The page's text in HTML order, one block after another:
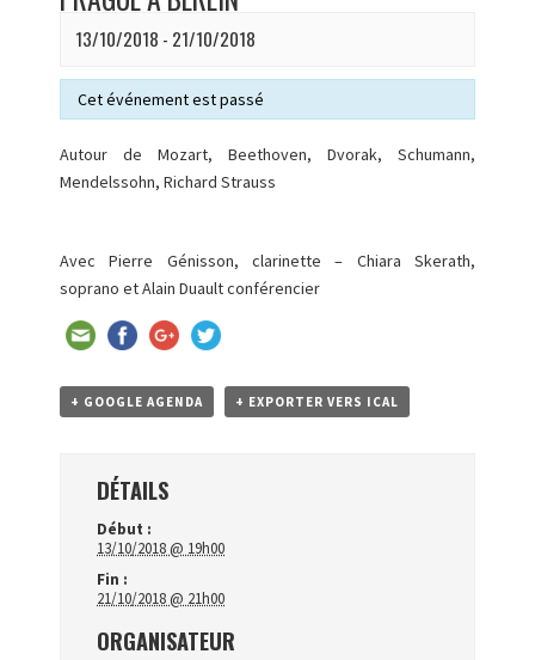
13/10/2018 - 21/10/2018
Cet événement est passé
Autour de Mozart, Beethoven, Dvorak, Schumann,
Mendelssohn, Richard Strauss
Avec Pierre Génisson, clarinette – Chiara Skerath,
soprano et Alain Duault conférencier
+ GOOGLE AGENDA + EXPORTER VERS ICAL
DÉTAILS
Début :
13/10/2018 @ 19h00
Fin :
21/10/2018 @ 21h00
ORGANISATEUR